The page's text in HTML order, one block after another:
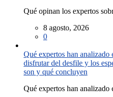
Qué opinan los expertos
8 agosto, 2026
0
Qué expertos han
disfrutar del desfile y los
son y qué concluyen
Qué expertos han